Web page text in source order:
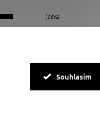
Souhlasím
(73%)